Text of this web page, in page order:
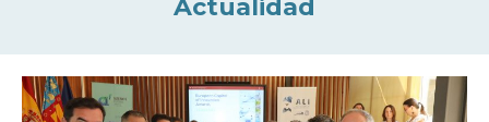
Actualidad